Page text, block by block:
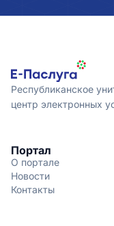
Республиканское
центр электронных
Портал
О портале
Новости
Контакты